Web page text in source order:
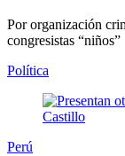
Por organización
congresistas “niños”
Política
Perú